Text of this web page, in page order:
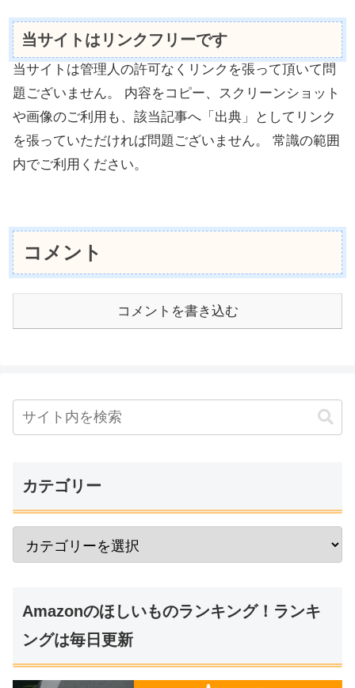
当サイトはリンクフリーです
当サイトは管理人の許可なくリンクを張って頂いて問
題ございません。 内容をコピー、スクリーンショット
や画像のご利用も、該当記事へ「出典」としてリンク
を張っていただければ問題ございません。 常識の範囲
内でご利用ください。
コメント
コメントを書き込む
カテゴリー
Amazonのほしいものランキング！ランキ
ングは毎日更新